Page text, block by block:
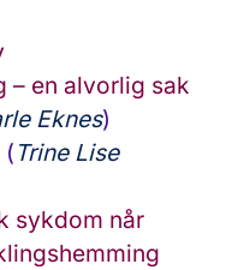
– en alvorlig sak
Eknes)
( Trine Lise
sykdom når